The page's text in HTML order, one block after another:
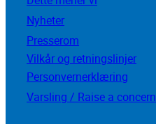
Nyheter
Presserom
Vilkår og retningslinjer
Personvernerklæring
Varsling / Raise a concern